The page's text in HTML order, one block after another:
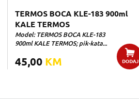
TERMOS BOCA KLE-183 900ml
KALE TERMOS
Model: TERMOS BOCA KLE-183
900ml KALE TERMOS; pik-kata...
45,00 KM DODAJ